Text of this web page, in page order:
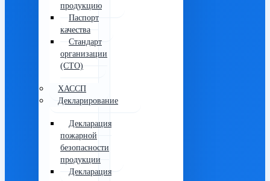
продукцию
Паспорт
качества
Стандарт
организации
(СТО)
ХАССП
Декларирование
Декларация
пожарной
безопасности
продукции
Декларация